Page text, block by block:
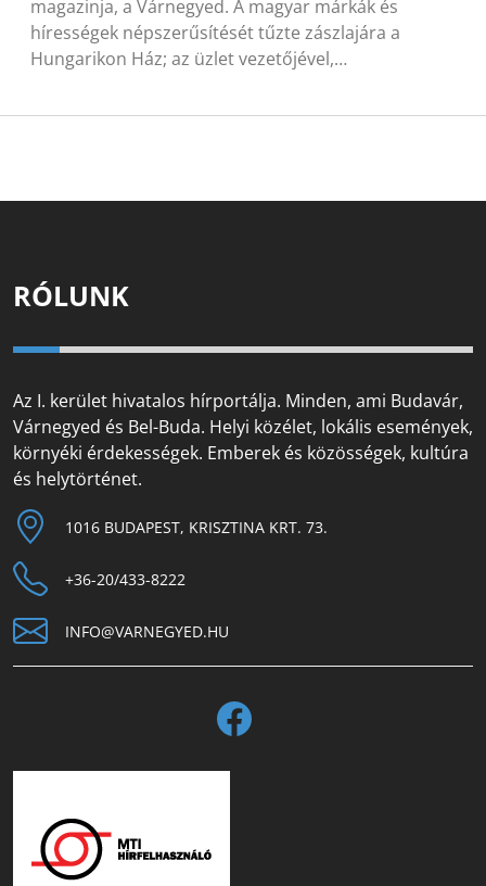
magazinja, a Várnegyed. A magyar márkák és
hírességek népszerűsítését tűzte zászlajára a
Hungarikon Ház; az üzlet vezetőjével,…
RÓLUNK
Az I. kerület hivatalos hírportálja. Minden, ami Budavár,
Várnegyed és Bel-Buda. Helyi közélet, lokális események,
környéki érdekességek. Emberek és közösségek, kultúra
és helytörténet.
1016 BUDAPEST, KRISZTINA KRT. 73.
+36-20/433-8222
INFO@VARNEGYED.HU